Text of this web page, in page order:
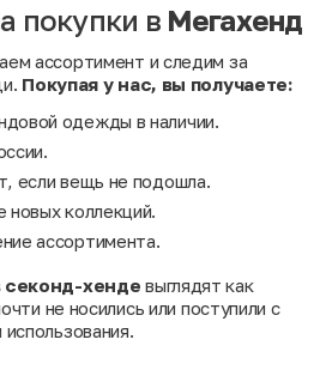
покупки в Мегахенд
ассортимент и следим за
Покупая у нас, вы получаете:
одежды в наличии.
если вещь не подошла.
коллекций.
ассортимента.
секонд-хендевыглядят как
не носились или поступили с